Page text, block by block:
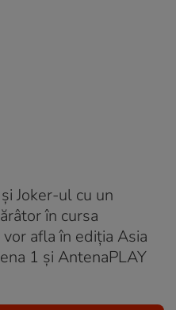
Joker-ul cu un
în cursa
afla în ediția Asia
1 și AntenaPLAY